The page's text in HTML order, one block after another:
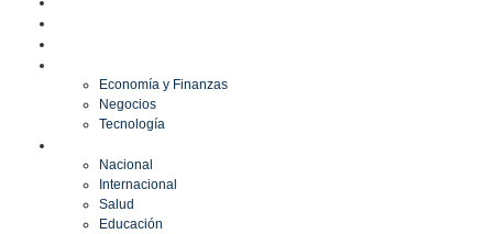
Economía y Finanzas
Negocios
Tecnología
Nacional
Internacional
Salud
Educación